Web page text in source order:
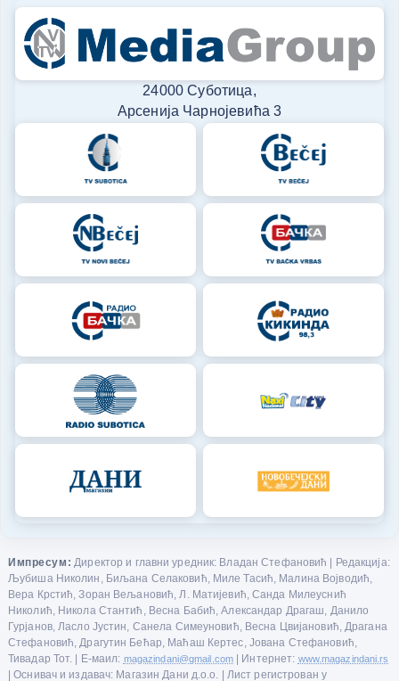
24000 Суботица,
Арсенија Чарнојевића 3
Импресум: Директор и главни уредник: Владан Стефановић | Редакција:
Љубиша Николин, Биљана Селаковић, Миле Тасић, Малина Војводић,
Вера Крстић, Зоран Вељановић, Л. Матијевић, Санда Милеуснић
Николић, Никола Стантић, Весна Бабић, Александар Драгаш, Данило
Гурјанов, Ласло Јустин, Санела Симеуновић, Весна Цвијановић, Драгана
Стефановић, Драгутин Бећар, Маћаш Кертес, Јована Стефановић,
Тивадар Тот. | Е-маил: magazindani@gmail.com | Интернет: www.magazindani.rs
| Оснивач и издавач: Магазин Дани д.о.о. | Лист регистрован у